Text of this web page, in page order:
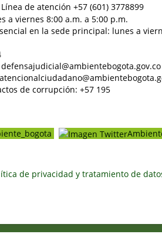
de atención +57 (601) 3778899
a viernes 8:00 a.m. a 5:00 p.m.
en la sede principal: lunes a
de corrupción: +57 195
de privacidad y tratamiento de